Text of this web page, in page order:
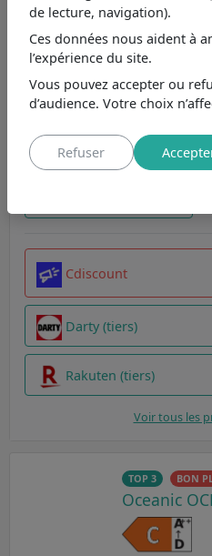
Note par caractéristique
Hotte de cuisine Oceanic
Hotte sous meuble : pratique pour
Puissance d'aspiration 205 m3/h :
Classe énergétique C : performance
Cdiscount
Darty (tiers)
Rakuten (tiers)
Voir tous les
TOP 3 BON
Oceanic
de lecture, navigation).
Ces données nous aident à
l’expérience du site.
Vous pouvez accepter ou
d’audience. Votre choix
Refuser